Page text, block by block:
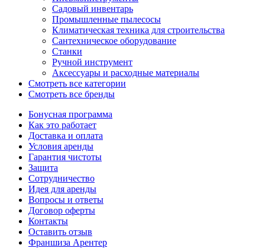
Садовый инвентарь
Промышленные пылесосы
Климатическая техника для строительства
Сантехническое оборудование
Станки
Ручной инструмент
Аксессуары и расходные материалы
Смотреть все категории
Смотреть все бренды
Бонусная программа
Как это работает
Доставка и оплата
Условия аренды
Гарантия чистоты
Защита
Сотрудничество
Идея для аренды
Вопросы и ответы
Договор оферты
Контакты
Оставить отзыв
Франшиза Арентер